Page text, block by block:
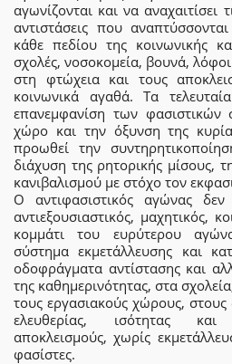
αγωνίζονται και να αναχαιτίσει
αντιστάσεις που
κάθε πεδίου της κοινωνικής
σχολές, νοσοκομεία, βουνά, λόφοι
στη φτώχεια και τους
κοινωνικά αγαθά. Τα
επανεμφανίση των
χώρο και την όξυνση της
προωθεί την
διάχυση της ρητορικής μίσους,
κανιβαλισμού με στόχο τον
Ο αντιφασιστικός αγώνας
αντιεξουσιαστικός, μαχητικός,
κομμάτι του ευρύτερου
σύστημα εκμετάλλευσης και
οδοφράγματα αντίστασης και
της καθημερινότητας, στα σχολεία,
τους εργασιακούς χώρους,
ελευθερίας, ισότητας
αποκλεισμούς, χωρίς
φασίστες.